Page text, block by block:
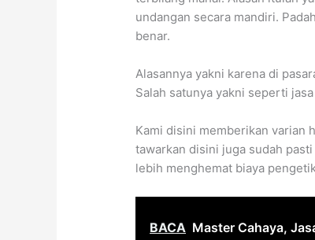
undangan secara mandiri.
benar.
Alasannya yakni karena di
Salah satunya yakni seperti
Kami disini memberikan varian
tawarkan disini juga sudah
lebih menghemat biaya
BACA Master Cahaya,